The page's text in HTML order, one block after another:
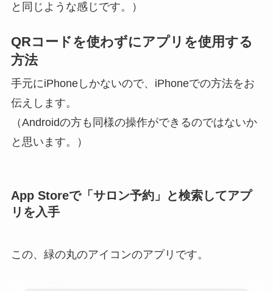
と同じような感じです。）
QRコードを使わずにアプリを使用する
方法
手元にiPhoneしかないので、iPhoneでの方法をお
伝えします。
（Androidの方も同様の操作ができるのではないか
と思います。）
App Storeで「サロン予約」と検索してアプ
リを入手
この、緑の丸のアイコンのアプリです。